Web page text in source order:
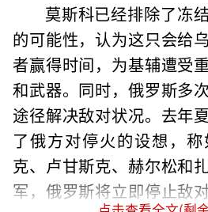
莫斯科已经排除了冻
的可能性，认为这只会给
者赢得时间，为基辅遭受
和武器。同时，俄罗斯多
途径解决敌对状况。去年
了俄方对停火的设想，
克、卢甘斯克、赫尔松和
军，俄罗斯将立即停止敌